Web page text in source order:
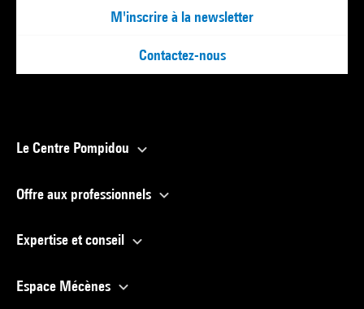
M'inscrire à la newsletter
Contactez-nous
Le Centre Pompidou
Offre aux professionnels
Expertise et conseil
Espace Mécènes